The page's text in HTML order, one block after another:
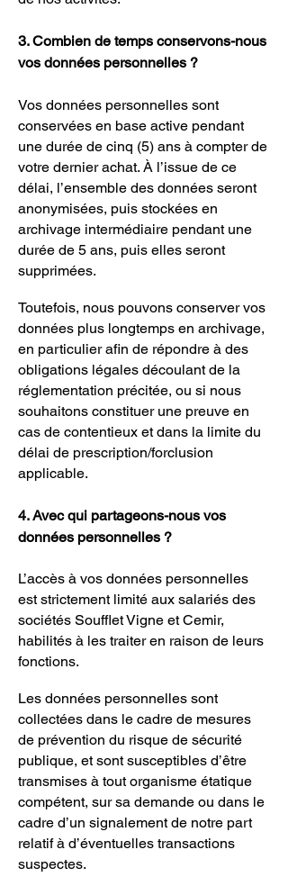
3. Combien de temps conservons-nous
vos données personnelles ?
Vos données personnelles sont
conservées en base active pendant
une durée de cinq (5) ans à compter de
votre dernier achat. À l’issue de ce
délai, l’ensemble des données seront
anonymisées, puis stockées en
archivage intermédiaire pendant une
durée de 5 ans, puis elles seront
supprimées.
Toutefois, nous pouvons conserver vos
données plus longtemps en archivage,
en particulier afin de répondre à des
obligations légales découlant de la
réglementation précitée, ou si nous
souhaitons constituer une preuve en
cas de contentieux et dans la limite du
délai de prescription/forclusion
applicable.
4. Avec qui partageons-nous vos
données personnelles ?
L’accès à vos données personnelles
est strictement limité aux salariés des
sociétés Soufflet Vigne et Cemir,
habilités à les traiter en raison de leurs
fonctions.
Les données personnelles sont
collectées dans le cadre de mesures
de prévention du risque de sécurité
publique, et sont susceptibles d’être
transmises à tout organisme étatique
compétent, sur sa demande ou dans le
cadre d’un signalement de notre part
relatif à d’éventuelles transactions
suspectes.